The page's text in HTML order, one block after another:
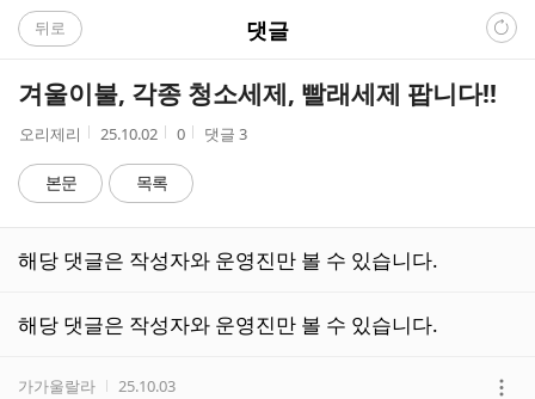
C
A
댓글
뒤로
겨울이불, 각종 청소세제, 빨래세제 팝니다!!
작
자
오리제리
작
시
간
25.10.02
조
수
0 댓글 3
본문 목록
해당 댓글은 작성자와 운영진만 볼 수 있습니다.
해당 댓글은 작성자와 운영진만 볼 수 있습니다.
작성자
가가울랄라 작성시간
25.10.03